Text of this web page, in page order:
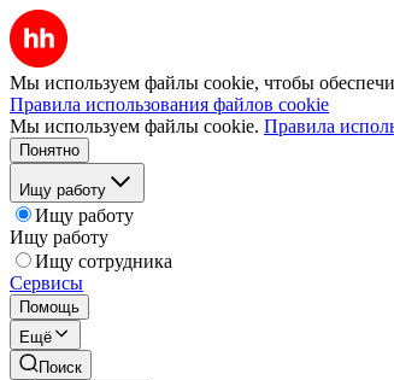
Мы используем файлы cookie, чтобы
Правила использования файлов cookie
Мы используем файлы cookie. Правила
Понятно
Ищу работу
Ищу работу
Ищу работу
Ищу сотрудника
Сервисы
Помощь
Ещё
Поиск